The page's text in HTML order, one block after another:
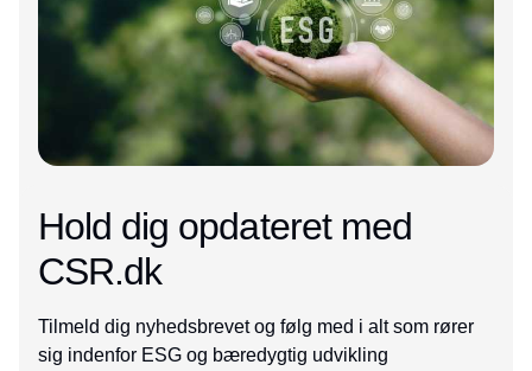
Hold dig opdateret med
CSR.dk
Tilmeld dig nyhedsbrevet og følg med i alt som rører
sig indenfor ESG og bæredygtig udvikling